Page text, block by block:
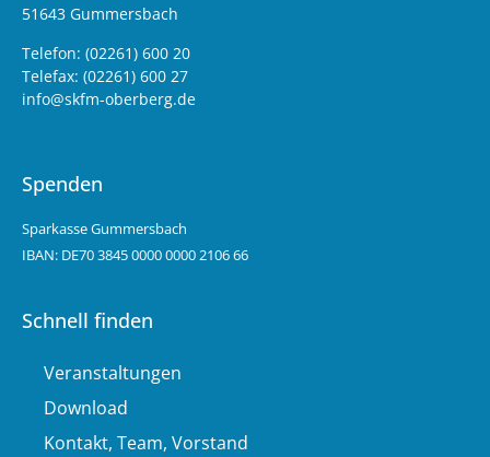
51643 Gummersbach
Telefon: (02261) 600 20
Telefax: (02261) 600 27
info@skfm-oberberg.de
Spenden
Sparkasse Gummersbach
IBAN: DE70 3845 0000 0000 2106 66
Schnell finden
Veranstaltungen
Download
Kontakt, Team, Vorstand